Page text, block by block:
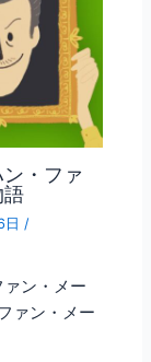
・ファ
語
日/
ン・メー
ァン・メー